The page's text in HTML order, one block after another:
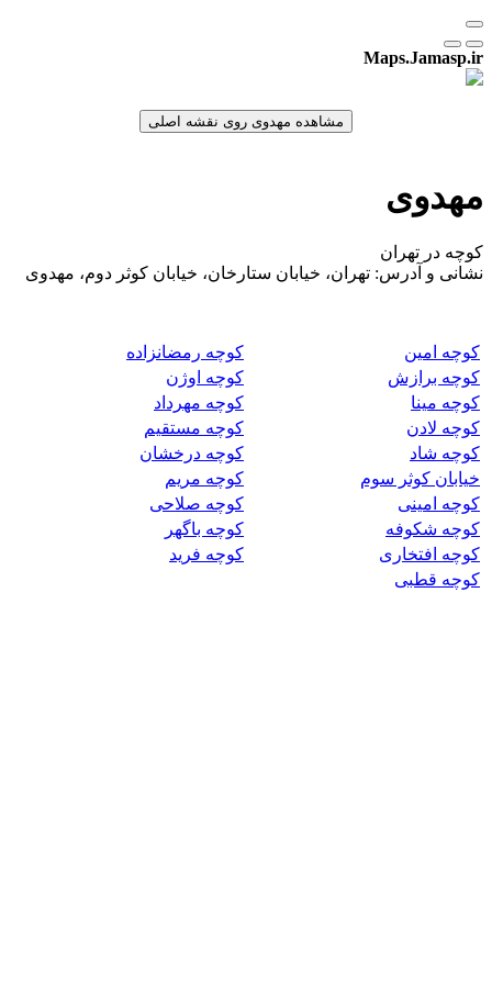
Maps.Jamasp.ir
مهدوی
کوچه در تهران
نشانی و آدرس: تهران، خیابان ستارخان، خیابان کوثر دوم، مهدوی
کوچه امین
کوچه رمضانزاده
کوچه برازش
کوچه اوژن
کوچه مینا
کوچه مهرداد
کوچه لادن
کوچه مستقیم
کوچه شاد
کوچه درخشان
خیابان کوثر سوم
کوچه مریم
کوچه امینی
کوچه صلاحی
کوچه شکوفه
کوچه باگهر
کوچه افتخاری
کوچه فرید
کوچه قطبی